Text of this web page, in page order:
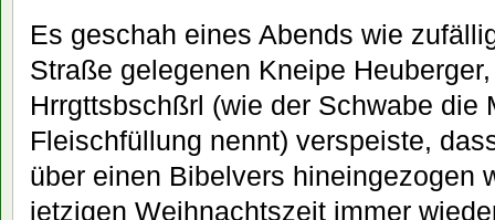
Es geschah eines Abends wie
Straße gelegenen Kneipe
Hrrgttsbschßrl (wie der Schwabe die
Fleischfüllung nennt) verspeiste,
über einen Bibelvers hineingezogen
jetzigen Weihnachtszeit immer